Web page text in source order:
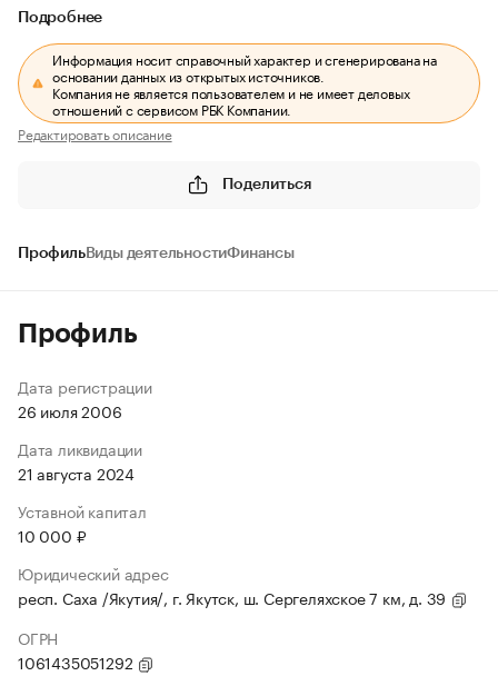
Подробнее
Информация носит справочный характер и сгенерирована на
основании данных из открытых источников.
Компания не является пользователем и не имеет деловых
отношений с сервисом РБК Компании.
Редактировать описание
Поделиться
ПрофильВиды деятельностиФинансы
Профиль
Дата регистрации
26 июля 2006
Дата ликвидации
21 августа 2024
Уставной капитал
10 000 ₽
Юридический адрес
респ. Саха /Якутия/, г. Якутск, ш. Сергеляхское 7 км, д. 39
ОГРН
1061435051292